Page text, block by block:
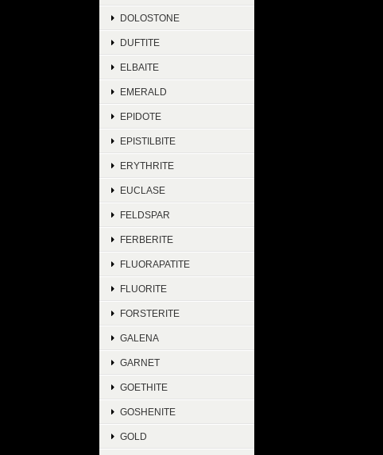
DOLOSTONE
DUFTITE
ELBAITE
EMERALD
EPIDOTE
EPISTILBITE
ERYTHRITE
EUCLASE
FELDSPAR
FERBERITE
FLUORAPATITE
FLUORITE
FORSTERITE
GALENA
GARNET
GOETHITE
GOSHENITE
GOLD